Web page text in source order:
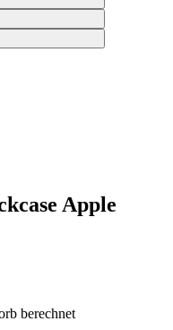
Apple
berechnet